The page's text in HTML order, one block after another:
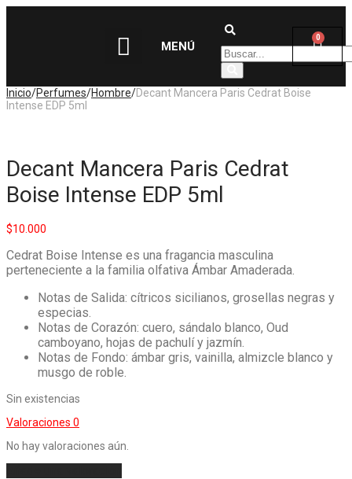
MENÚ
0
Inicio/Perfumes/Hombre/Decant Mancera Paris Cedrat Boise
Intense EDP 5ml
Decant Mancera Paris Cedrat
Boise Intense EDP 5ml
$10.000
Cedrat Boise Intense es una fragancia masculina
perteneciente a la familia olfativa Ámbar Amaderada.
Notas de Salida: cítricos sicilianos, grosellas negras y
especias.
Notas de Corazón: cuero, sándalo blanco, Oud
camboyano, hojas de pachulí y jazmín.
Notas de Fondo: ámbar gris, vainilla, almizcle blanco y
musgo de roble.
Sin existencias
Valoraciones 0
No hay valoraciones aún.